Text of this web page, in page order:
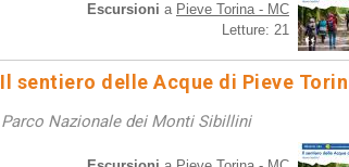
Escursioni a Pieve Torina - MC
Letture: 21
Il sentiero delle Acque di Pieve
Parco Nazionale dei Monti Sibillini